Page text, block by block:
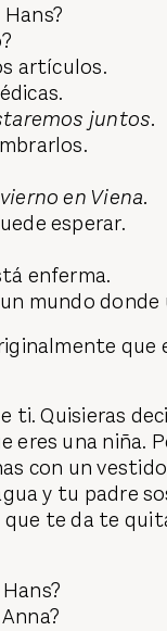
artículos.
juntos.
en Viena.
esperar.
enferma.
mundo
ti. Quisieras
una niña.
con un
y tu padre
te da te